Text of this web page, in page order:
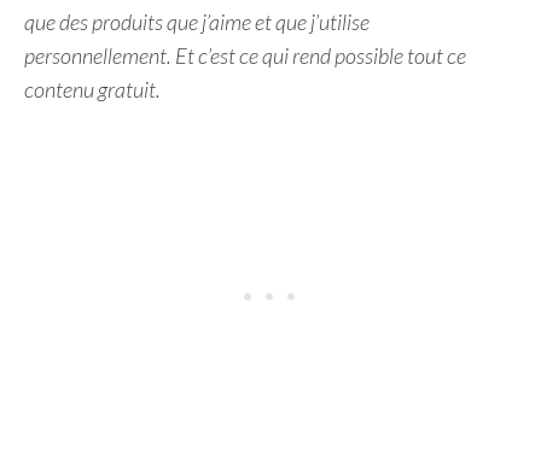
que des produits que j’aime et que j’utilise
personnellement. Et c’est ce qui rend possible tout ce
contenu gratuit.